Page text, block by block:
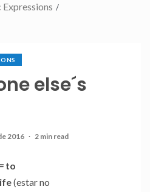
else´s
2016 2 min read
to
(estar no